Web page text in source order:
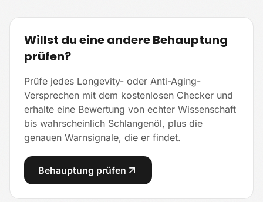
Willst du eine andere Behauptung
prüfen?
Prüfe jedes Longevity- oder Anti-Aging-
Versprechen mit dem kostenlosen Checker und
erhalte eine Bewertung von echter Wissenschaft
bis wahrscheinlich Schlangenöl, plus die
genauen Warnsignale, die er findet.
Behauptung prüfen